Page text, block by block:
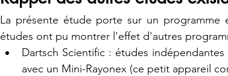
La présente étude porte sur un programme
études ont pu montrer l'effet d'autres
Dartsch Scientific : études
avec un Mini-Rayonex (ce petit appareil